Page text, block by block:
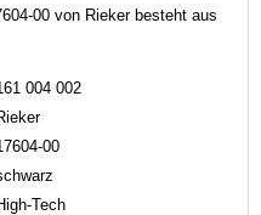
00 von Rieker besteht aus
004 002
00
Tech